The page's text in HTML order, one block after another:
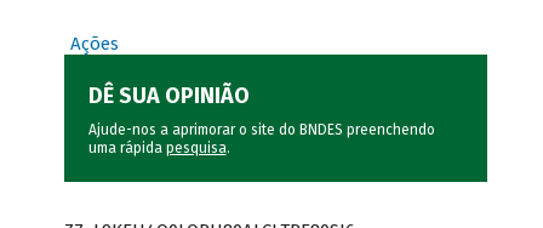
Ações
DÊ SUA OPINIÃO
Ajude-nos a aprimorar o site do BNDES preenchendo
uma rápida pesquisa.